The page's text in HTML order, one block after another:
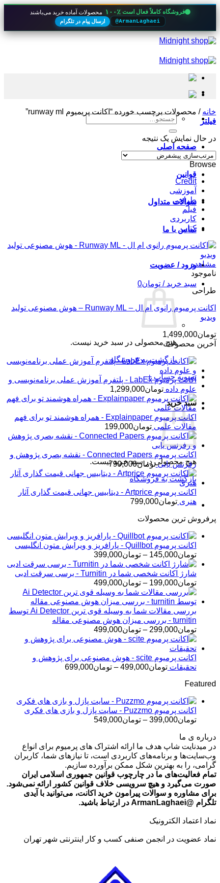
فروشگاه کاملاً فعال است ۱۰۰٪ محصولات آماده خرید می‌باشند
@ArmanLaghaei ارسال پیام در تلگرام
Skip
to
جستجو
صفحه اصلی
قوانین
سوالات متداول
تماس با ما
ورود / عضویت
سبد خرید / تومان0
هیچ محصولی در سبد خرید نیست.
بازگشت به فروشگاه
تسویه حساب +
سبد خرید
هیچ محصولی در سبد خرید نیست.
بازگشت به فروشگاه
خانه / محصولات برچسب خورده “اکانت پریمیوم runway ml”
فیلتر
در حال نمایش یک نتیجه
Browse
Credit
آموزشی
طراحی
فیلم
کاربردی
کتاب
مشاهده
ناموجود
طراحی
اکانت پرمیوم رانوی ام ال – Runway ML – هوش مصنوعی تولید
ویدیو
تومان1,499,000
آخرین محصولات
اکانت پرمیوم LabEx - پلتفرم آموزش عملی برنامه‌نویسی و
علوم داده تومان1,299,000
اکانت پرمیوم Explainpaper - همراه هوشمند تو برای فهم
مقالات علمی تومان199,000
اکانت پرمیوم Connected Papers - نقشه بصری پژوهش و
رفرنس یابی تومان799,000
اکانت پرمیوم Artprice - دیتابیس جهانی قیمت ‌گذاری آثار
هنری تومان799,000
پرفروش ترین محصولات
اکانت پرمیوم Quillbot - پارافریز و ویرایش متون انگلیسی
تومان145,000
– تومان399,000محدوده
قیمت:
تومان145,000
تا
تومان399,000
شارژ اکانت شخصی شما در Turnitin - برسی سرقت ادبی
تومان199,000
– تومان499,000محدوده
قیمت:
تومان199,000
تا
تومان499,000
بررسی مقالات شما به وسیله قوی ترین Ai Detector توسط
turnitin - بررسی میزان هوش مصنوعی مقاله
تومان299,000
– تومان499,000محدوده
قیمت:
تا
تومان499,000
اکانت پرمیوم scite - هوش مصنوعی برای پژوهش و
تحقیقات تومان499,000
– تومان699,000محدوده
تومان699,000
Featured
اکانت پرمیوم Puzzmo - سایت پازل و بازی های فکری
تومان399,000
– تومان549,000
تا
تومان549,000
درباره ی ما
در میدنایت شاپ هدف ما ارائه اشتراک های پرمیوم برای انواع
وب‌سایت‌ها و برنامه‌های کاربردی است، تا نیازهای شما، کاربران
گرامی، را به بهترین شکل ممکن برآورده سازیم.
تمام فعالیت‌های ما در چارچوب قوانین جمهوری اسلامی ایران
صورت می‌گیرد و هیچ سرویسی خلاف قوانین کشور ارائه نمی‌شود.
برای مشاوره و سوالات پیرامون خرید اکانت، می‌توانید با آیدی
تلگرام @ArmanLaghaei در ارتباط باشید.
نماد اعتماد الکترونیک
نماد عضویت در انجمن صنفی کسب و کار اینترنتی شهر تهران